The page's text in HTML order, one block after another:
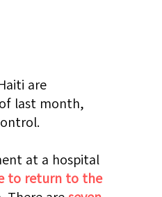
are
last month,
at a hospital
to return to the